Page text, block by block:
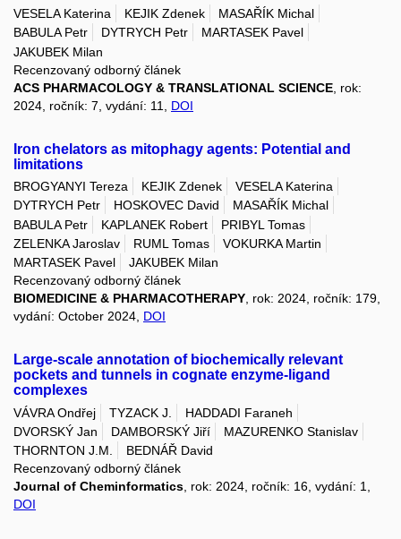
VESELA Katerina KEJIK Zdenek
MASAŘÍK Michal
BABULA Petr
DYTRYCH Petr
MARTASEK Pavel
JAKUBEK Milan
Recenzovaný odborný článek
ACS PHARMACOLOGY & TRANSLATIONAL SCIENCE , rok:
2024, ročník: 7, vydání: 11, DOI
Iron chelators as mitophagy agents: Potential and
limitations
BROGYANYI Tereza KEJIK Zdenek
VESELA Katerina
DYTRYCH Petr
HOSKOVEC David
MASAŘÍK Michal
BABULA Petr
KAPLANEK Robert
PRIBYL Tomas
ZELENKA Jaroslav
RUML Tomas
VOKURKA Martin
MARTASEK Pavel
JAKUBEK Milan
Recenzovaný odborný článek
BIOMEDICINE & PHARMACOTHERAPY, rok: 2024, ročník: 179,
vydání: October 2024, DOI
Large-scale annotation of biochemically relevant
pockets and tunnels in cognate enzyme-ligand
complexes
VÁVRA Ondřej TYZACK J.
HADDADI Faraneh
DVORSKÝ Jan
DAMBORSKÝ Jiří
MAZURENKO Stanislav
THORNTON J.M.
BEDNÁŘ David
Recenzovaný odborný článek
Journal of Cheminformatics , rok: 2024, ročník: 16, vydání: 1,
DOI